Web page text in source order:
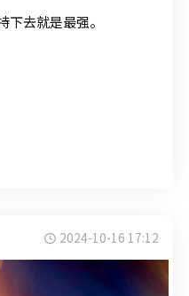
去就是最强。
2024-10-16 17:12